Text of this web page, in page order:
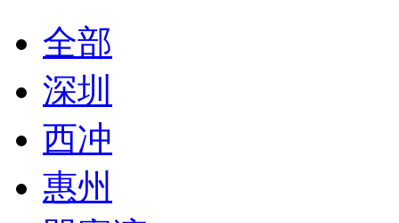
全部
深圳
西冲
惠州